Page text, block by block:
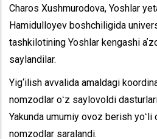
Charos Xushmurodova, Yoshlar
Hamidulloyev boshchiligida
tashkilotining Yoshlar kengashi
saylandilar.
Yig‘ilish avvalida amaldagi
nomzodlar oʻz saylovoldi
Yakunda umumiy ovoz berish
nomzodlar saralandi.